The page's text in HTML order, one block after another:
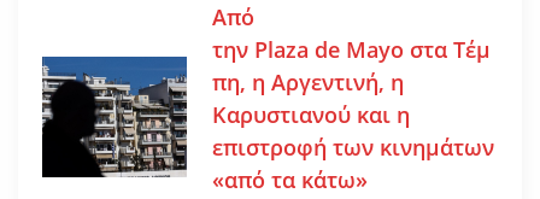
Από
την Plaza de Mayo στα Τέμ
πη, η Αργεντινή, η
Καρυστιανού και η
επιστροφή των κινημάτων
«από τα κάτω»